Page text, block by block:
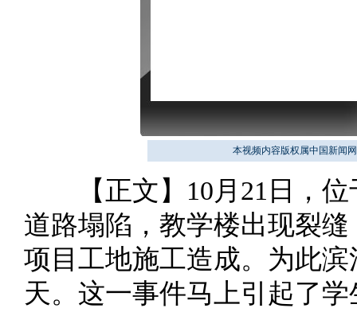
本视频内容版权属中国新闻
【正文】10月21日，位
道路塌陷，教学楼出现裂
项目工地施工造成。为此
天。这一事件马上引起了